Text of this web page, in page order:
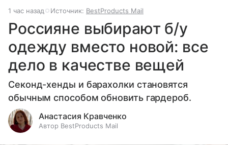
1 час назад Источник: BestProducts Mail
Россияне выбирают б/у
одежду вместо новой: все
дело в качестве вещей
Секонд-хенды и барахолки становятся
обычным способом обновить гардероб.
Анастасия Кравченко
Автор BestProducts Mail